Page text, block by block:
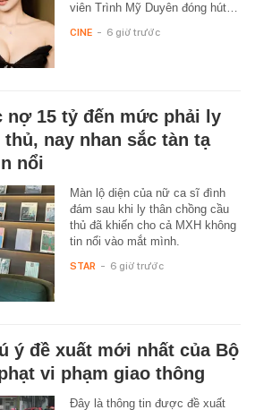
viên Trình Mỹ Duyên đóng hút…
CINE - 6 giờ trước
nợ 15 tỷ đến mức phải ly
nay nhan sắc tàn tạ
nổi
Màn lộ diện của nữ ca sĩ đình
đám sau khi ly thân chồng cầu
thủ đã khiến cho cả MXH không
tin nổi vào mắt mình.
STAR - 6 giờ trước
ý đề xuất mới nhất của Bộ
vi phạm giao thông
Đây là thông tin được đề xuất